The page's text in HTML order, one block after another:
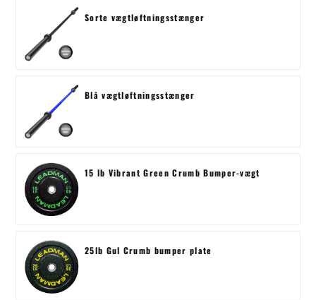
Sorte vægtløftningsstænger
Blå vægtløftningsstænger
15 lb Vibrant Green Crumb Bumper-vægt
25lb Gul Crumb bumper plate